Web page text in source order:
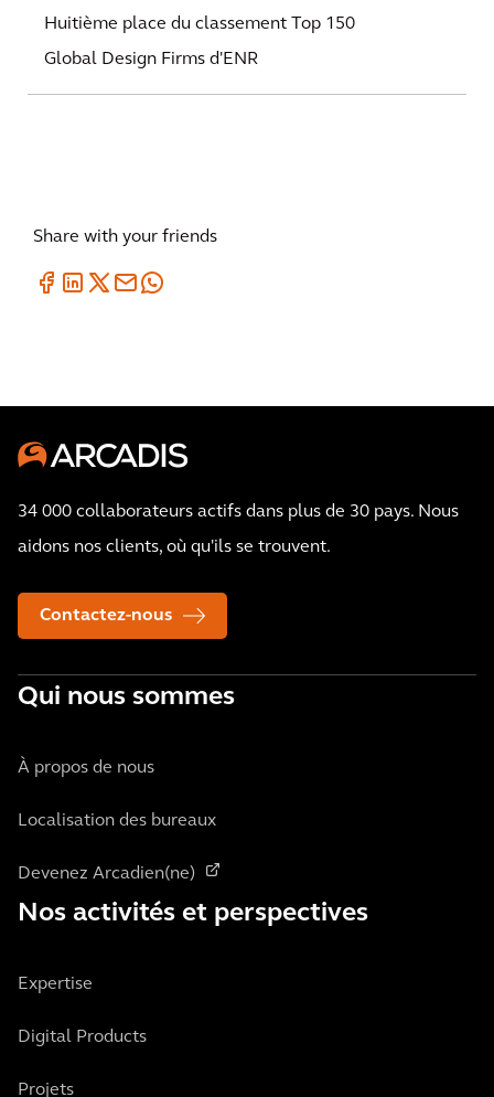
Huitième place du classement Top 150
Global Design Firms d'ENR
Share with your friends
34 000 collaborateurs actifs dans plus de 30 pays. Nous
aidons nos clients, où qu'ils se trouvent.
Contactez-nous
Qui nous sommes
À propos de nous
Localisation des bureaux
Devenez Arcadien(ne)
Nos activités et perspectives
Expertise
Digital Products
Projets